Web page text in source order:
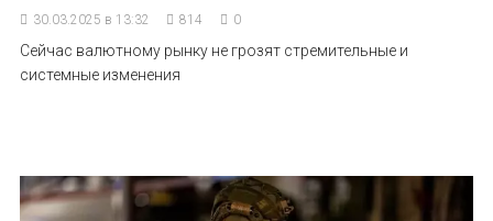
30.03.2025 в 13:32 814 0
Сейчас валютному рынку не грозят стремительные и
системные изменения